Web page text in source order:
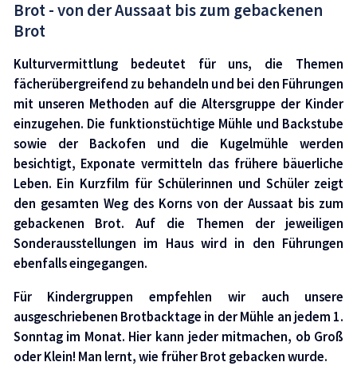
Brot - von der Aussaat bis zum gebackenen
Brot
Kulturvermittlung bedeutet für uns, die Themen
fächerübergreifend zu behandeln und bei den Führungen
mit unseren Methoden auf die Altersgruppe der Kinder
einzugehen. Die funktionstüchtige Mühle und Backstube
sowie der Backofen und die Kugelmühle werden
besichtigt, Exponate vermitteln das frühere bäuerliche
Leben. Ein Kurzfilm für Schülerinnen und Schüler zeigt
den gesamten Weg des Korns von der Aussaat bis zum
gebackenen Brot. Auf die Themen der jeweiligen
Sonderausstellungen im Haus wird in den Führungen
ebenfalls eingegangen.
Für Kindergruppen empfehlen wir auch unsere
ausgeschriebenen Brotbacktage in der Mühle an jedem 1.
Sonntag im Monat. Hier kann jeder mitmachen, ob Groß
oder Klein! Man lernt, wie früher Brot gebacken wurde.